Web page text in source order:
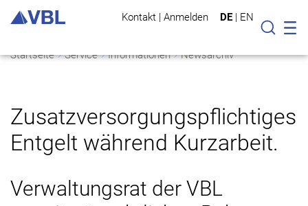
Kontakt | Anmelden DE | EN
Suche
Startseite Service Informationen Newsarchiv
Zusatzversorgungspflichtiges
Entgelt während Kurzarbeit.
Verwaltungsrat der VBL